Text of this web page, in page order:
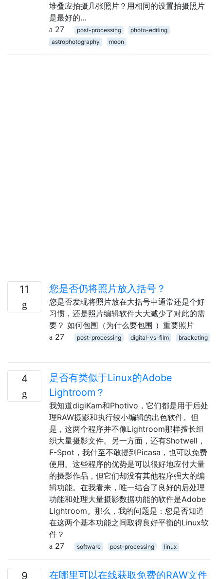
堆叠应拍摄几张照片？用相同的设置拍摄照片
是最好的...
27
post-processing
photo-editing
astrophotography
moon
11 您是否仍将照片放入括号？
您是否发现将照片放在大括号中通常还是个好
习惯，还是照片编辑软件大大减少了对此的需
要？ 如何包围（为什么要包围 ）重要照片
27
post-processing digital-vs-film bracketing
4
是否有类似于Linux的Adobe
Lightroom？
我知道digiKam和Photivo，它们都是用于后处
理RAW摄影和执行较小编辑的出色软件。但
是，这两个程序并不像Lightroom那样擅长组
织大量摄影文件。另一方面，还有Shotwell，
F-Spot，我什至不敢提到Picasa，也可以免费
使用。这些程序的优势是可以很好地应付大量
的摄影作品，但它们却没有其他程序强大的编
辑功能。在我看来，唯一结合了良好的后处理
功能和处理大量摄影数据功能的软件是Adobe
Lightroom。那么，我的问题是：您是否知道
在这两个基本功能之间取得良好平衡的Linux软
件？
27
software post-processing linux
9 在哪里可以在线获取免费的RAW文件